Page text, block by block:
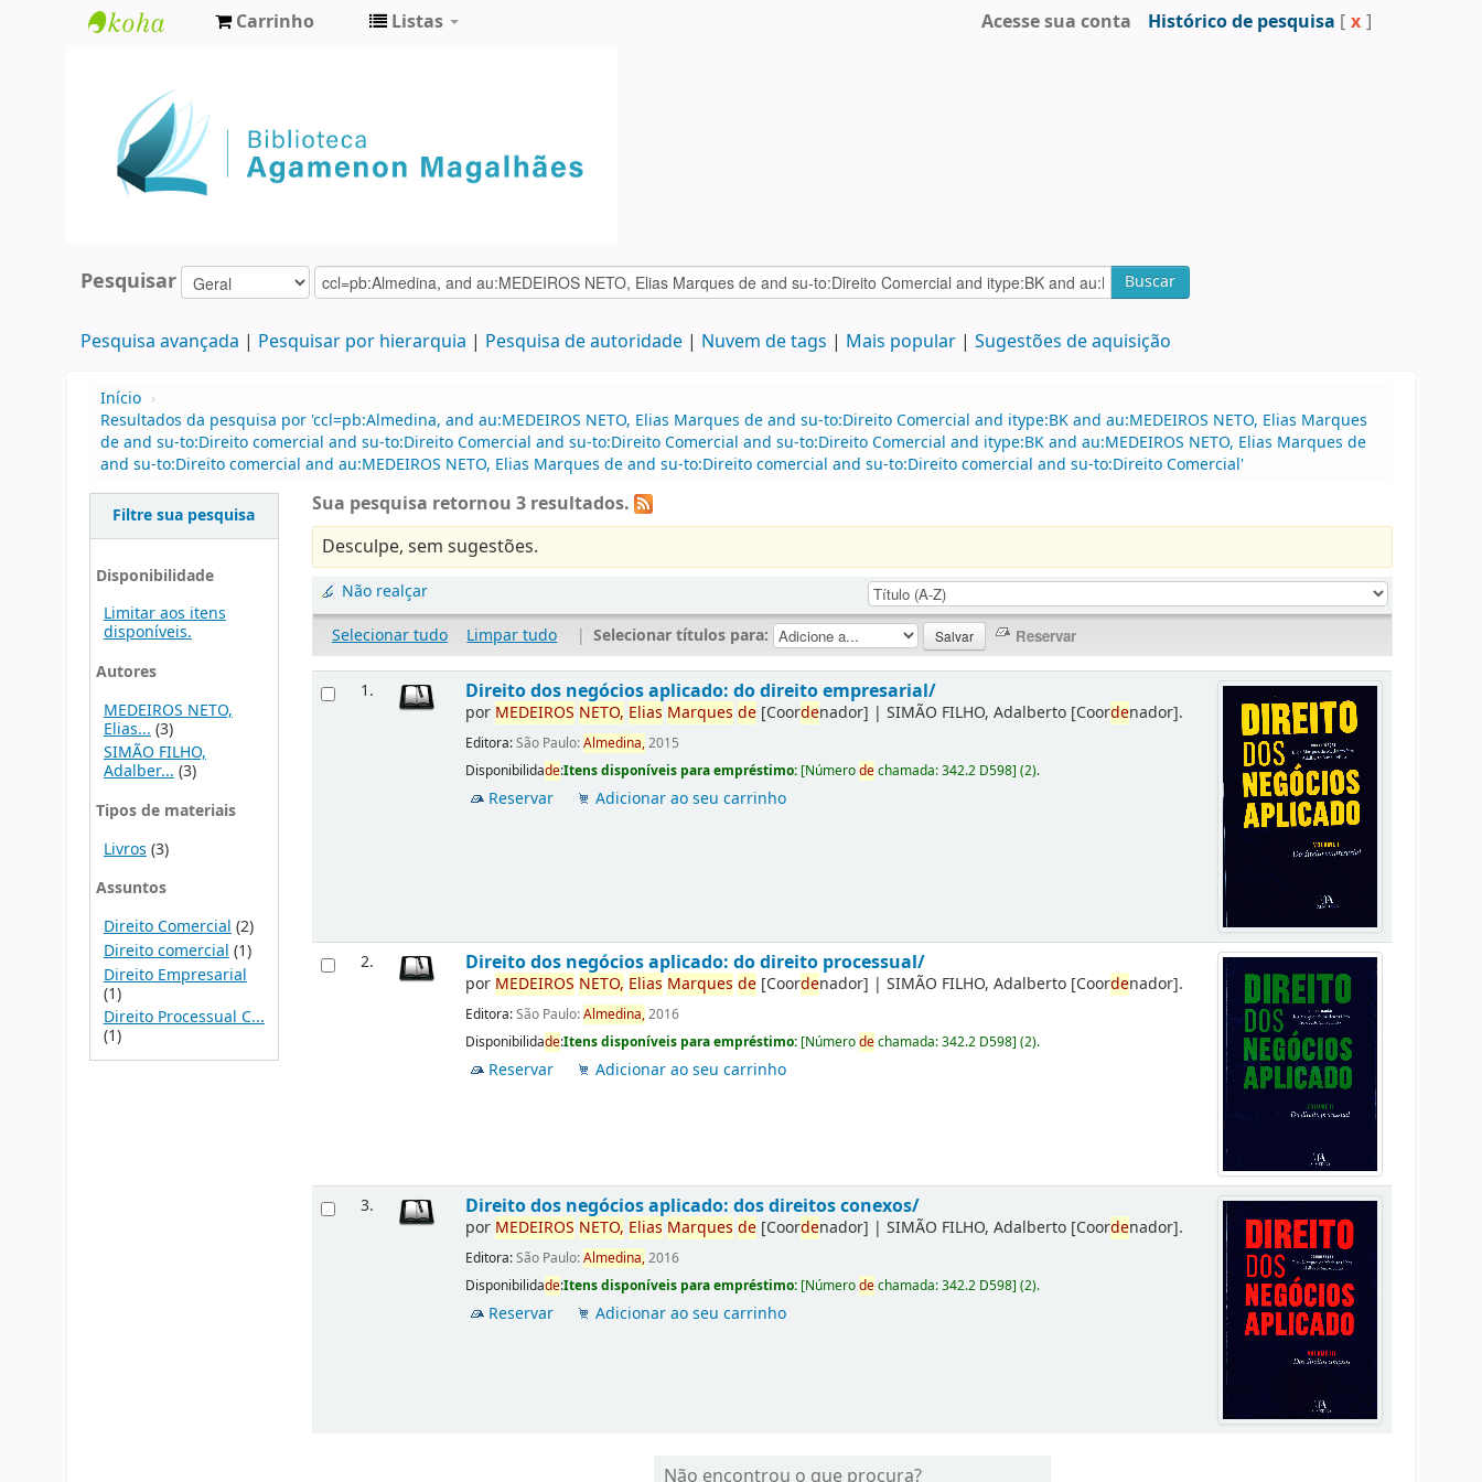
Agamenon
Magalhães
Carrinho Listas Acesse sua conta Histórico de pesquisa [ x ]
Pesquisar Buscar
Pesquisa avançada Pesquisar por hierarquia Pesquisa de autoridade Nuvem de tags Mais popular Sugestões de aquisição
Início ›
Resultados da pesquisa por 'ccl=pb:Almedina, and au:MEDEIROS NETO, Elias Marques de and su-to:Direito Comercial and itype:BK and au:MEDEIROS NETO, Elias Marques
de and su-to:Direito comercial and su-to:Direito Comercial and su-to:Direito Comercial and su-to:Direito Comercial and itype:BK and au:MEDEIROS NETO, Elias Marques de
and su-to:Direito comercial and au:MEDEIROS NETO, Elias Marques de and su-to:Direito comercial and su-to:Direito comercial and su-to:Direito Comercial'
Filtre sua pesquisa
Disponibilidade
Limitar aos itens
disponíveis.
Autores
MEDEIROS NETO,
Elias... (3)
SIMÃO FILHO,
Adalber...(3)
Tipos de materiais
Livros (3)
Assuntos
Direito Comercial (2)
Direito comercial (1)
Direito Empresarial
(1)
Direito Processual C...
(1)
Sua pesquisa retornou 3 resultados.
Desculpe, sem sugestões.
Não realçar
Selecionar tudo
Limpar tudo | Selecionar títulos para:
1. Direito dos negócios aplicado: do direito empresarial/
por MEDEIROS NETO, Elias Marques de [Coordenador] |SIMÃO FILHO, Adalberto [Coordenador].
Editora:São Paulo:Almedina,2015
Disponibilidade:Itens disponíveis para empréstimo: [Númerodechamada:342.2 D598](2).
Reservar Adicionar ao seu carrinho
2. Direito dos negócios aplicado: do direito processual/
por MEDEIROS NETO, Elias Marques de [Coordenador] |SIMÃO FILHO, Adalberto [Coordenador].
Editora:São Paulo:Almedina,2016
Disponibilidade:Itens disponíveis para empréstimo: [Númerodechamada:342.2 D598](2).
Reservar Adicionar ao seu carrinho
3. Direito dos negócios aplicado: dos direitos conexos/
por MEDEIROS NETO, Elias Marques de [Coordenador] |SIMÃO FILHO, Adalberto [Coordenador].
Editora:São Paulo:Almedina,2016
Disponibilidade:Itens disponíveis para empréstimo: [Númerodechamada:342.2 D598](2).
Reservar Adicionar ao seu carrinho